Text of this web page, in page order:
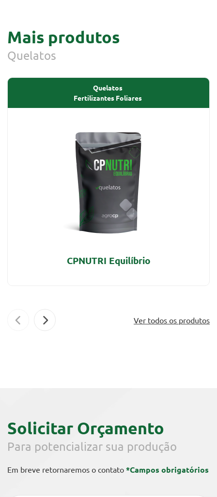
Mais produtos
Quelatos
Quelatos
Fertilizantes Foliares
CPNUTRI Equilíbrio
Ver todos os produtos
Solicitar Orçamento
Para potencializar sua produção
Em breve retornaremos o contato *Campos obrigatórios